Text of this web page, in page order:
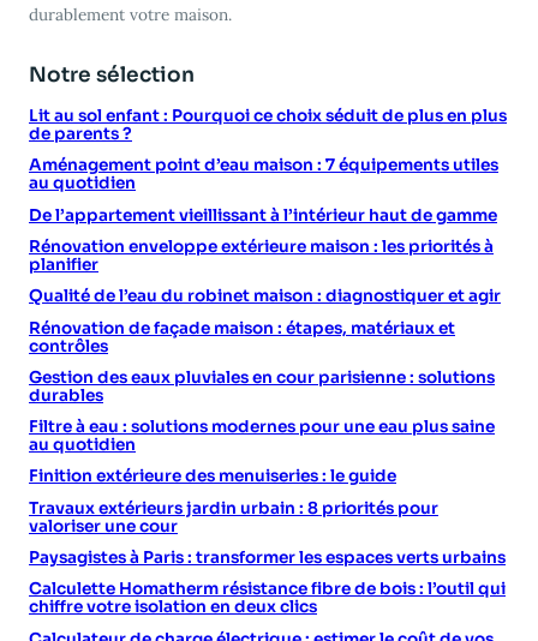
durablement votre maison.
Notre sélection
Lit au sol enfant : Pourquoi ce choix séduit de plus en plus
de parents ?
Aménagement point d’eau maison : 7 équipements utiles
au quotidien
De l’appartement vieillissant à l’intérieur haut de gamme
Rénovation enveloppe extérieure maison : les priorités à
planifier
Qualité de l’eau du robinet maison : diagnostiquer et agir
Rénovation de façade maison : étapes, matériaux et
contrôles
Gestion des eaux pluviales en cour parisienne : solutions
durables
Filtre à eau : solutions modernes pour une eau plus saine
au quotidien
Finition extérieure des menuiseries : le guide
Travaux extérieurs jardin urbain : 8 priorités pour
valoriser une cour
Paysagistes à Paris : transformer les espaces verts urbains
Calculette Homatherm résistance fibre de bois : l’outil qui
chiffre votre isolation en deux clics